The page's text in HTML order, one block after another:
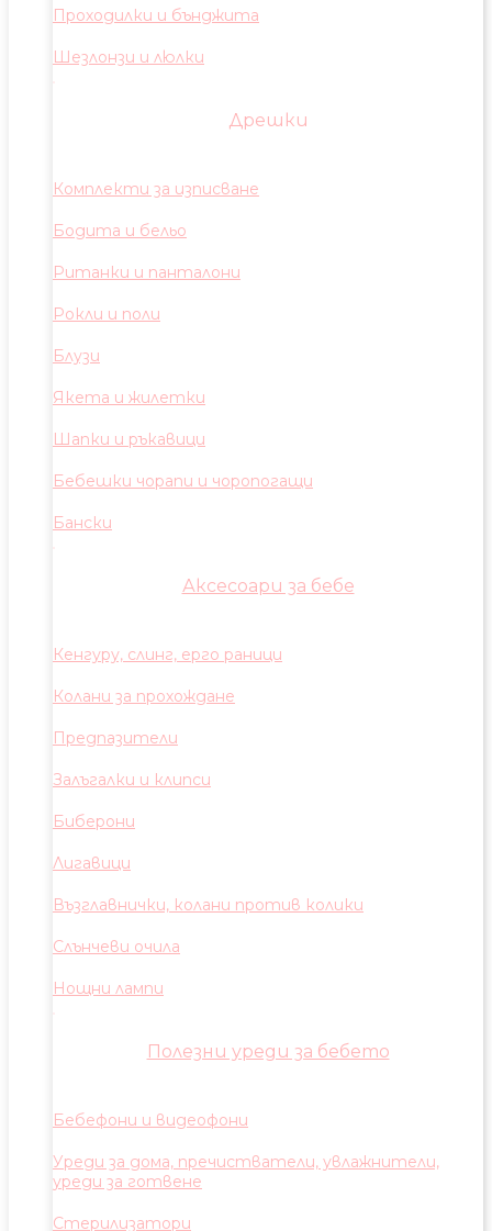
Проходилки и бънджита
Шезлонзи и люлки
Дрешки
Комплекти за изписване
Бодита и бельо
Ританки и панталони
Рокли и поли
Блузи
Якета и жилетки
Шапки и ръкавици
Бебешки чорапи и чоропогащи
Бански
Аксесоари за бебе
Кенгуру, слинг, ерго раници
Колани за прохождане
Предпазители
Залъгалки и клипси
Биберони
Лигавици
Възглавнички, колани против колики
Слънчеви очила
Нощни лампи
Полезни уреди за бебето
Бебефони и видеофони
Уреди за дома, пречистватели, увлажнители,
уреди за готвене
Стерилизатори